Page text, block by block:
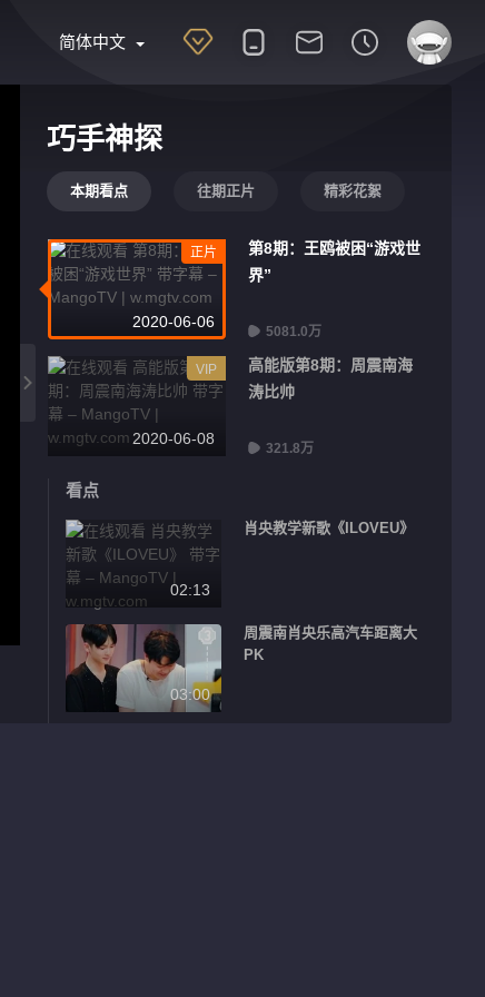
简体中文
巧手神探
本期看点 往期正片 精彩花絮
2020-06-06
正片
第8期：王鸥被困“游戏世
界”
5081.0万
2020-06-08
VIP
高能版第8期：周震南海
涛比帅
321.8万
看点
02:13
肖央教学新歌《ILOVEU》
03:00
周震南肖央乐高汽车距离大
PK